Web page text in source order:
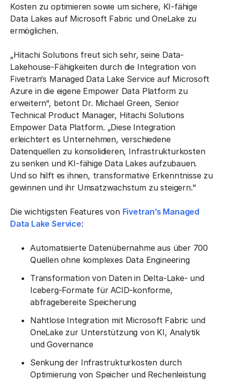
Kosten zu optimieren sowie um sichere, KI-fähige
Data Lakes auf Microsoft Fabric und OneLake zu
ermöglichen.
„Hitachi Solutions freut sich sehr, seine Data-
Lakehouse-Fähigkeiten durch die Integration von
Fivetran‘s Managed Data Lake Service auf Microsoft
Azure in die eigene Empower Data Platform zu
erweitern“, betont Dr. Michael Green, Senior
Technical Product Manager, Hitachi Solutions
Empower Data Platform. „Diese Integration
erleichtert es Unternehmen, verschiedene
Datenquellen zu konsolidieren, Infrastrukturkosten
zu senken und KI-fähige Data Lakes aufzubauen.
Und so hilft es ihnen, transformative Erkenntnisse zu
gewinnen und ihr Umsatzwachstum zu steigern."
Die wichtigsten Features von Fivetran’s Managed
Data Lake Service:
Automatisierte Datenübernahme aus über 700
Quellen ohne komplexes Data Engineering
Transformation von Daten in Delta-Lake- und
Iceberg-Formate für ACID-konforme,
abfragebereite Speicherung
Nahtlose Integration mit Microsoft Fabric und
OneLake zur Unterstützung von KI, Analytik
und Governance
Senkung der Infrastrukturkosten durch
Optimierung von Speicher und Rechenleistung